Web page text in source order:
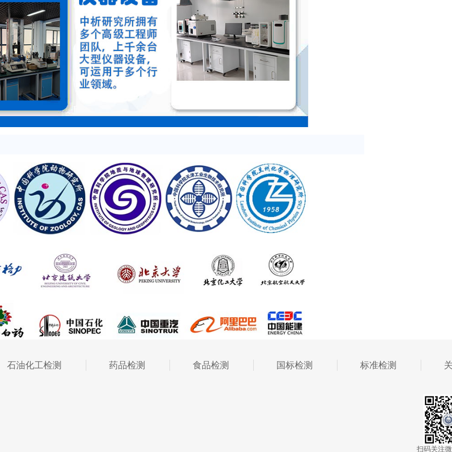
石油化工检测 药品检测 食品检测 国标检测 标准检测
扫码关注